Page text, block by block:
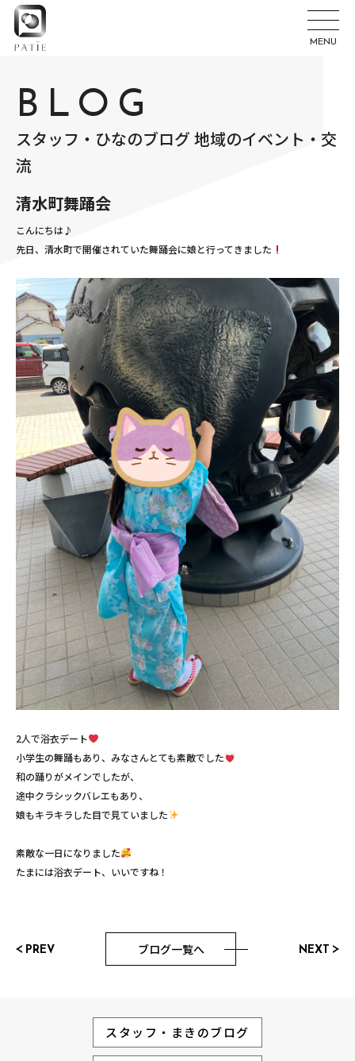
MENU
BLOG
スタッフ・ひなのブログ 地域のイベント・交
流
清水町舞踊会
こんにちは♪
先日、清水町で開催されていた舞踊会に娘と行ってきました
2人で浴衣デート
小学生の舞踊もあり、みなさんとても素敵でした
和の踊りがメインでしたが、
途中クラシックバレエもあり、
娘もキラキラした目で見ていました
素敵な一日になりました
たまには浴衣デート、いいですね！
PREV ブログ一覧へ NEXT
スタッフ・まきのブログ